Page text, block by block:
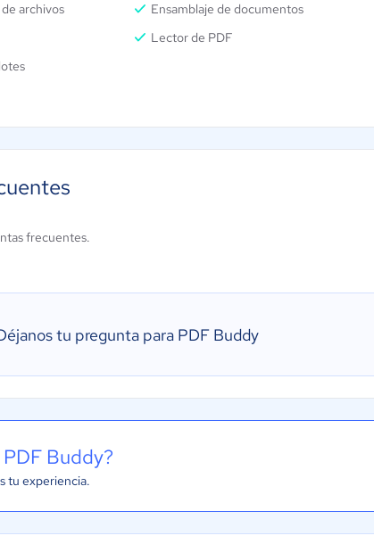
archivos
Ensamblaje de documentos
Lector de PDF
frecuentes.
tu pregunta para PDF Buddy
Buddy?
tu experiencia.